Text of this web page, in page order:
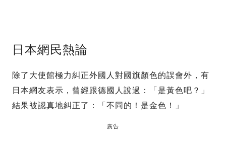
日本網民熱論
除了大使館極力糾正外國人對國旗顏色的誤會外，有
日本網友表示，曾經跟德國人說過：「是黃色吧？」
結果被認真地糾正了：「不同的！是金色！」
廣告